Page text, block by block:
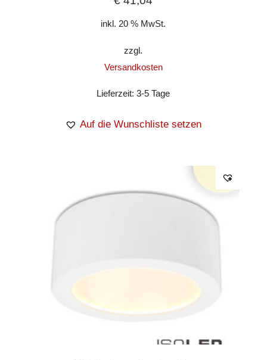
inkl. 20 % MwSt.
zzgl.
Versandkosten
Lieferzeit:3-5 Tage
Auf die Wunschliste setzen